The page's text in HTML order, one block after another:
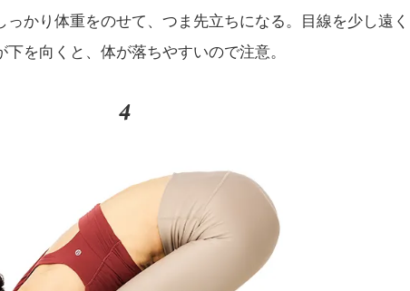
かり体重をのせて、つま先立ちになる。目線を少し遠く
を向くと、体が落ちやすいので注意。
4